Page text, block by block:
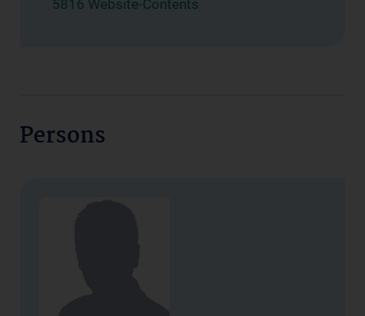
5816 Website-Contents
Persons